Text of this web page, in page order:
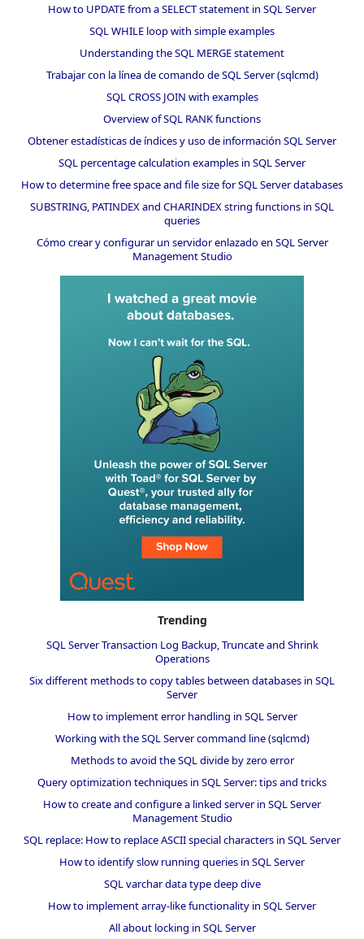
How to UPDATE from a SELECT statement in SQL Server
SQL WHILE loop with simple examples
Understanding the SQL MERGE statement
Trabajar con la línea de comando de SQL Server (sqlcmd)
SQL CROSS JOIN with examples
Overview of SQL RANK functions
Obtener estadísticas de índices y uso de información SQL Server
SQL percentage calculation examples in SQL Server
How to determine free space and file size for SQL Server databases
SUBSTRING, PATINDEX and CHARINDEX string functions in SQL
queries
Cómo crear y configurar un servidor enlazado en SQL Server
Management Studio
Trending
SQL Server Transaction Log Backup, Truncate and Shrink
Operations
Six different methods to copy tables between databases in SQL
Server
How to implement error handling in SQL Server
Working with the SQL Server command line (sqlcmd)
Methods to avoid the SQL divide by zero error
Query optimization techniques in SQL Server: tips and tricks
How to create and configure a linked server in SQL Server
Management Studio
SQL replace: How to replace ASCII special characters in SQL Server
How to identify slow running queries in SQL Server
SQL varchar data type deep dive
How to implement array-like functionality in SQL Server
All about locking in SQL Server